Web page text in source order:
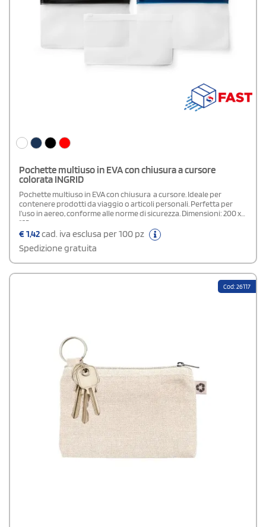
Pochette multiuso in EVA con chiusura a cursore
colorata INGRID
Pochette multiuso in EVA con chiusura a cursore. Ideale per
contenere prodotti da viaggio o articoli personali. Perfetta per
l’uso in aereo, conforme alle norme di sicurezza. Dimensioni: 200 x
125 mm.
€1,42cad. iva esclusa per 100 pz
Spedizione gratuita
Cod: 26117